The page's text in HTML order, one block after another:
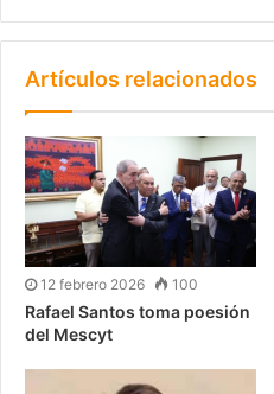
Artículos relacionados
12 febrero 2026 100
Rafael Santos toma poesión
del Mescyt